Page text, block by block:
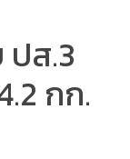
ส.3
กก.